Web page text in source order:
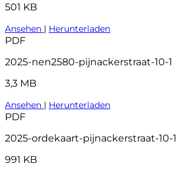
501 KB
Ansehen | Herunterladen
PDF
2025-nen2580-pijnackerstraat-10-1
3,3 MB
Ansehen | Herunterladen
PDF
2025-ordekaart-pijnackerstraat-10-1
991 KB